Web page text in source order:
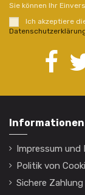
Sie können Ihr
Ich akzeptiere
Informationen
Impressum
Politik von
Sichere Zahlung